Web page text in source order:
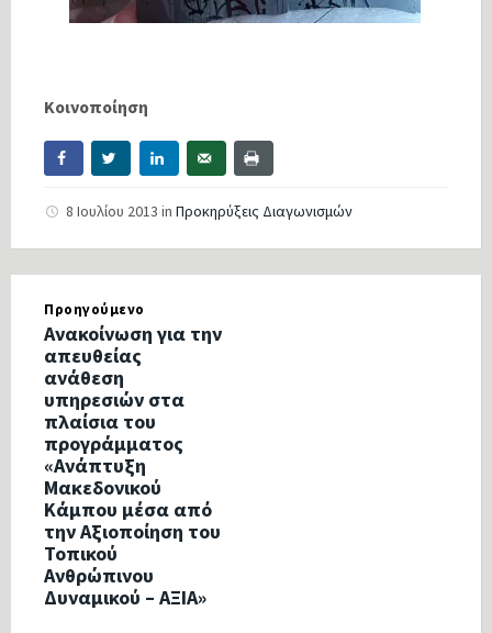
Κοινοποίηση
8 Ιουλίου 2013 in Προκηρύξεις Διαγωνισμών
Προηγούμενο
Ανακοίνωση για την
απευθείας
ανάθεση
υπηρεσιών στα
πλαίσια του
προγράμματος
«Ανάπτυξη
Μακεδονικού
Κάμπου μέσα από
την Αξιοποίηση του
Τοπικού
Ανθρώπινου
Δυναμικού – ΑΞΙΑ»